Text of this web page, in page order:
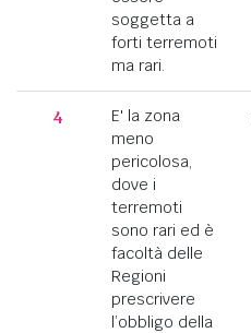
soggetta a
forti terremoti
ma rari.
4
E' la zona
meno
pericolosa,
dove i
terremoti
sono rari ed è
facoltà delle
Regioni
prescrivere
l’obbligo della